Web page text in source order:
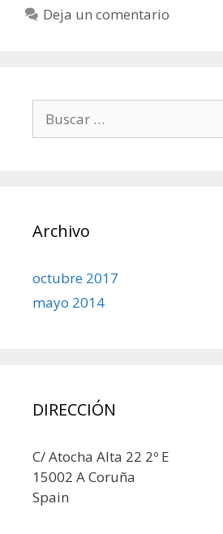
Deja un comentario
Archivo
octubre 2017
mayo 2014
DIRECCIÓN
C/ Atocha Alta 22 2º E
15002 A Coruña
Spain